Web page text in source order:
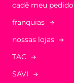
cadê meu pedido
franquias
nossas lojas
TAC
SAVI